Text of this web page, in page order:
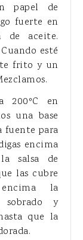
papel de
fuerte en
aceite.
esté
frito y un
200ºC en
una base
fuente para
encima
salsa de
las cubre
la
y
que la